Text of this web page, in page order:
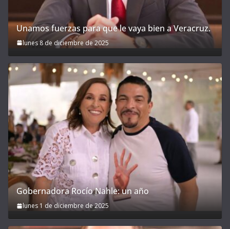
Unamos fuerzas para que le vaya bien a Veracruz.
lunes 8 de diciembre de 2025
Gobernadora Rocío Nahle: un año
lunes 1 de diciembre de 2025